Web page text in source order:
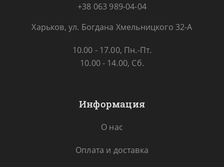
+38 063 989-04-04
Харьков, ул. Богдана Хмельницкого 32-А
10.00 - 17.00, Пн.-Пт.
10.00 - 14.00, Сб.
Информация
О нас
Оплата и доставка